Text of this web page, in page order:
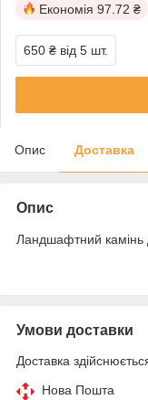
Економія 97.72 ₴
650 ₴ від 5 шт.
Опис Доставка
Опис
Ландшафтний камінь
Умови доставки
Доставка
Нова Пошта